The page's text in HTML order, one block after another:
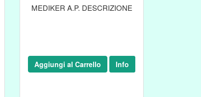
MEDIKER A.P. DESCRIZIONE
Aggiungi al Carrello Info